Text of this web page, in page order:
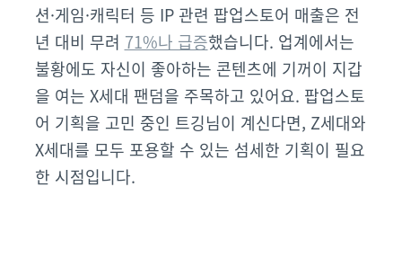
션·게임·캐릭터 등 IP 관련 팝업스토어 매출은 전
년 대비 무려 71%나 급증했습니다. 업계에서는
불황에도 자신이 좋아하는 콘텐츠에 기꺼이 지갑
을 여는 X세대 팬덤을 주목하고 있어요. 팝업스토
어 기획을 고민 중인 트깅님이 계신다면, Z세대와
X세대를 모두 포용할 수 있는 섬세한 기획이 필요
한 시점입니다.